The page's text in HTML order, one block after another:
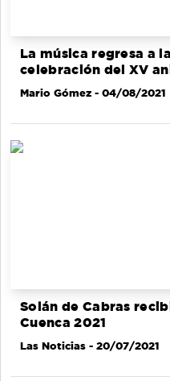
La música regresa a
celebración del XV
Mario Gómez - 04/08/2021
Solán de Cabras
Cuenca 2021
Las Noticias - 20/07/2021